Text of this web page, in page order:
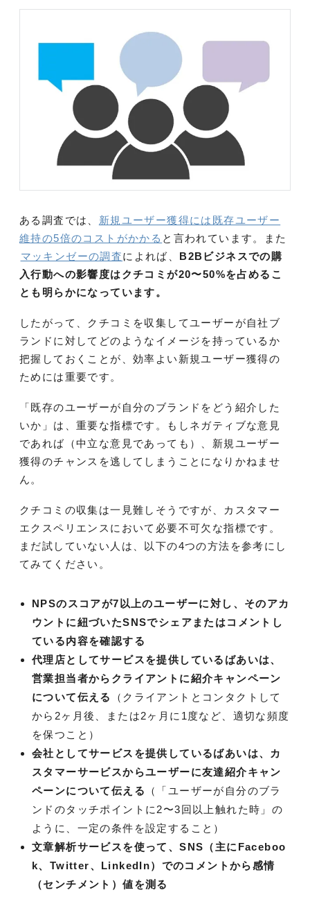
ある調査では、 新規ユーザー獲得には既存ユーザー
維持の5倍のコストがかかる と言われています。また
マッキンゼーの調査によれば、 B2Bビジネスでの購
入行動への影響度はクチコミが20〜50%を占めるこ
とも明らかになっています。
したがって、クチコミを収集してユーザーが自社ブ
ランドに対してどのようなイメージを持っているか
把握しておくことが、効率よい新規ユーザー獲得の
ためには重要です。
「既存のユーザーが自分のブランドをどう紹介した
いか」は、重要な指標です。もしネガティブな意見
であれば（中立な意見であっても）、新規ユーザー
獲得のチャンスを逃してしまうことになりかねませ
ん。
クチコミの収集は一見難しそうですが、カスタマー
エクスペリエンスにおいて必要不可欠な指標です。
まだ試していない人は、以下の4つの方法を参考にし
てみてください。
NPSのスコアが7以上のユーザーに対し、そのアカ
ウントに紐づいたSNSでシェアまたはコメントし
ている内容を確認する
代理店としてサービスを提供しているばあいは、
営業担当者からクライアントに紹介キャンペーン
について伝える
（クライアントとコンタクトして
から2ヶ月後、または2ヶ月に1度など、適切な頻度
を保つこと）
会社としてサービスを提供しているばあいは、カ
スタマーサービスからユーザーに友達紹介キャン
ペーンについて伝える
（「ユーザーが自分のブラ
ンドのタッチポイントに2〜3回以上触れた時」の
ように、一定の条件を設定すること）
文章解析サービスを使って、SNS（主にFaceboo
k、Twitter、LinkedIn）でのコメントから感情
（センチメント）値を測る